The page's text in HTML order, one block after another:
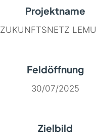
Projektname
ZUKUNFTSNETZ
Feldöffnung
30/07/2025
Zielbild